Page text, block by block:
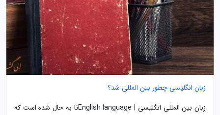
زبان انگلیسی چطور بین المللی شد؟
زبان بین المللی انگلیسی | English languageتا به حال شده است که